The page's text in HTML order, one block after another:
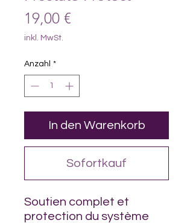
19,00 €
inkl. MwSt.
Anzahl *
In den Warenkorb
Sofortkauf
Soutien complet et
protection du système